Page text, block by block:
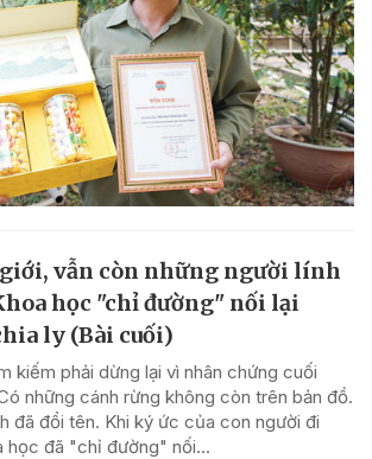
vẫn còn những người lính
học "chỉ đường" nối lại
ly (Bài cuối)
kiếm phải dừng lại vì nhân chứng cuối
những cánh rừng không còn trên bản đồ.
đã đổi tên. Khi ký ức của con người đi
học đã "chỉ đường" nối...